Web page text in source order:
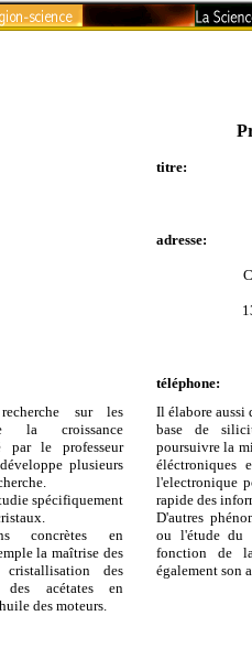
titre:
adresse:
téléphone:
sur les
la croissance
par le professeur
plusieurs
spécifiquement
concrètes en
la maîtrise des
cristallisation des
des acétates en
des moteurs.
Il élabore aussi
base de
poursuivre la
éléctroniques
l'electronique
rapide des
D'autres
ou l'étude du
fonction de la
également son